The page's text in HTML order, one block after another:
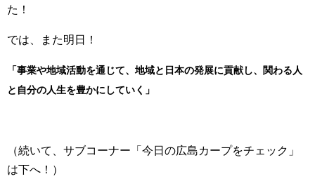
た！
では、また明日！
「事業や地域活動を通じて、地域と日本の発展に貢献し、関わる人
と自分の人生を豊かにしていく」
（続いて、サブコーナー「今日の広島カープをチェック」
は下へ！）